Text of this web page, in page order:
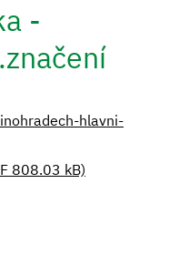
-
hlavni-
808.03 kB)